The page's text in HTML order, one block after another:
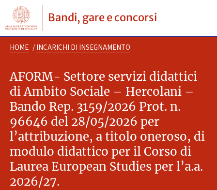
Bandi, gare e concorsi
HOME / INCARICHI DI INSEGNAMENTO
AFORM- Settore servizi didattici
di Ambito Sociale – Hercolani –
Bando Rep. 3159/2026 Prot. n.
96646 del 28/05/2026 per
l’attribuzione, a titolo oneroso, di
modulo didattico per il Corso di
Laurea European Studies per l’a.a.
2026/27.